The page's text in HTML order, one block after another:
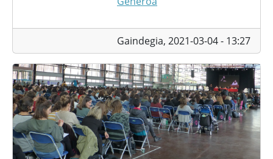
Gaindegia, 2021-03-04 - 13:27